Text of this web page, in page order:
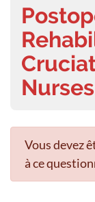
Nurses
Vous devez
à ce